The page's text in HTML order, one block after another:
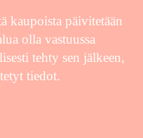
kaupoista päivitetään
olla vastuussa
tehty sen jälkeen,
tiedot.